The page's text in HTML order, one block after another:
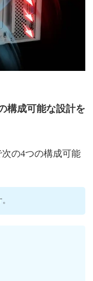
構成可能な設計を
の4つの構成可能